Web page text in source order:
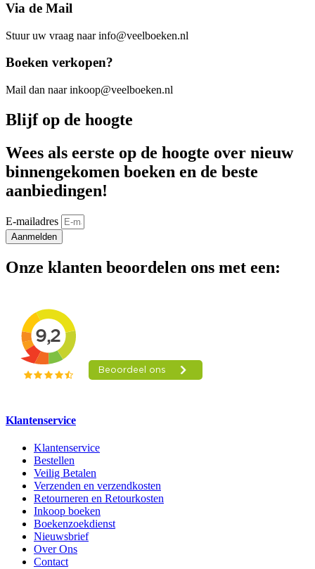
Via de Mail
Stuur uw vraag naar info@veelboeken.nl
Boeken verkopen?
Mail dan naar inkoop@veelboeken.nl
Blijf op de hoogte
Wees als eerste op de hoogte over nieuw
binnengekomen boeken en de beste
aanbiedingen!
E-mailadres
Aanmelden
Onze klanten beoordelen ons met een:
Klantenservice
Klantenservice
Bestellen
Veilig Betalen
Verzenden en verzendkosten
Retourneren en Retourkosten
Inkoop boeken
Boekenzoekdienst
Nieuwsbrief
Over Ons
Contact